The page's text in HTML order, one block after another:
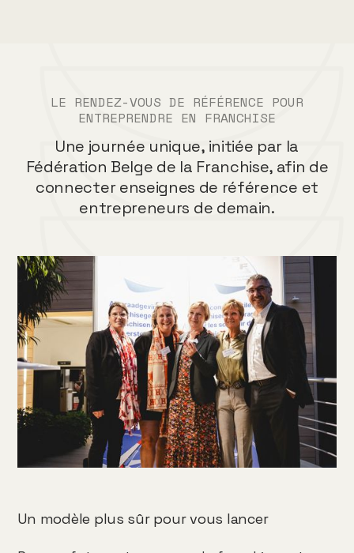
LE RENDEZ-VOUS DE RÉFÉRENCE POUR
ENTREPRENDRE EN FRANCHISE
Une journée unique, initiée par la
Fédération Belge de la Franchise, afin de
connecter enseignes de référence et
entrepreneurs de demain.
Un modèle plus sûr pour vous lancer